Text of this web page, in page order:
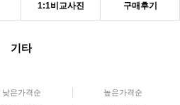
1:1비교사진 구매후기
기타
낮은가격순 높은가격순